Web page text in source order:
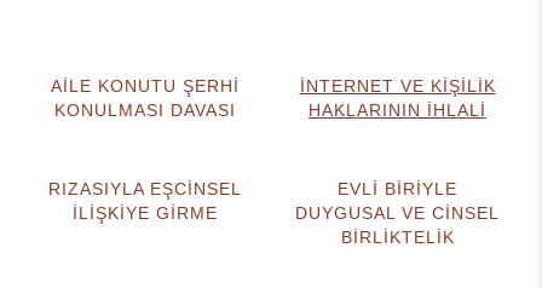
AİLE KONUTU ŞERHİ
KONULMASI DAVASI
İNTERNET VE KİŞİLİK
HAKLARININ İHLALİ
RIZASIYLA EŞCİNSEL
İLİŞKİYE GİRME
EVLİ BİRİYLE
DUYGUSAL VE CİNSEL
BİRLİKTELİK